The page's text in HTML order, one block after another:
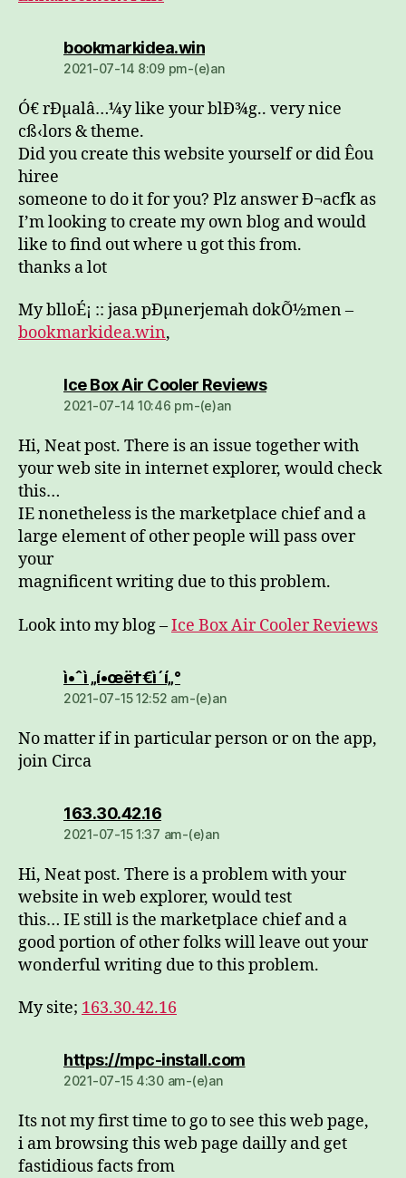
bookmarkidea.windio:
2021-07-14 8:09 pm-(e)an
Ó€ rÐµalâ…¼y like your blÐ¾g.. very nice
cß‹lors & theme.
Did you create this website yourself or did Êou
hiree
someone to do it for you? Plz answer Ð¬acfk as
I’m looking to create my own blog and would
like to find out where u got this from.
thanks a lot
My blloÉ¡ :: jasa pÐµnerjemah dokÕ½men –
bookmarkidea.win,
Ice Box Air Cooler Reviewsdio:
2021-07-14 10:46 pm-(e)an
Hi, Neat post. There is an issue together with
your web site in internet explorer, would check
this…
IE nonetheless is the marketplace chief and a
large element of other people will pass over
your
magnificent writing due to this problem.
Look into my blog –Ice Box Air Cooler Reviews
ì•ˆì „í•œë†€ì´í„°dio:
2021-07-15 12:52 am-(e)an
No matter if in particular person or on the app,
join Circa
163.30.42.16dio:
2021-07-15 1:37 am-(e)an
Hi, Neat post. There is a problem with your
website in web explorer, would test
this… IE still is the marketplace chief and a
good portion of other folks will leave out your
wonderful writing due to this problem.
My site; 163.30.42.16
https://mpc-install.comdio:
2021-07-15 4:30 am-(e)an
Its not my first time to go to see this web page,
i am browsing this web page dailly and get
fastidious facts from